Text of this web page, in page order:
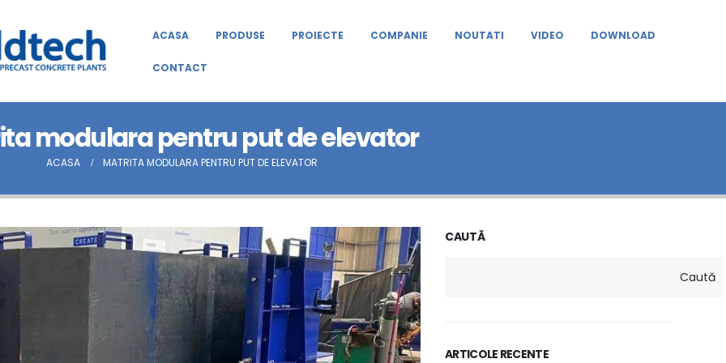
ACASA PRODUSE PROIECTE COMPANIE NOUTATI VIDEO DOWNLOAD
CONTACT
modulara pentru put de elevator
ACASA MATRITA MODULARA PENTRU PUT DE ELEVATOR
CAUTĂ
Caută
ARTICOLE RECENTE